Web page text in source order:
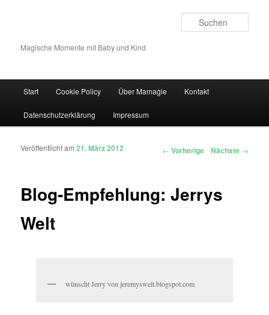
Magische Momente mit Baby und Kind
Zum Inhalt wechseln
Zum sekundären Inhalt wechseln
Start Cookie Policy Über Mamagie Kontakt
Datenschutzerklärung Impressum
Artikelnavigation ← Vorherige Nächste →
Blog-Empfehlung: Jerrys
Welt
Veröffentlicht am21. März 2012
wünscht Jerry von jeremyswelt.blogspot.com